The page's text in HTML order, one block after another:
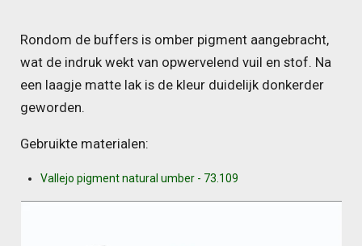
Rondom de buffers is omber pigment aangebracht,
wat de indruk wekt van opwervelend vuil en stof. Na
een laagje matte lak is de kleur duidelijk donkerder
geworden.
Gebruikte materialen:
Vallejo pigment natural umber - 73.109